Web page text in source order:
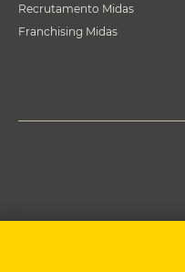
Recrutamento Midas
Franchising Midas